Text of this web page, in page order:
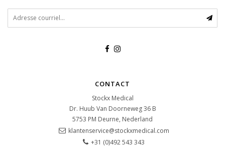
CONTACT
Stockx Medical
Dr. Huub Van Doorneweg 36 B
5753 PM Deurne, Nederland
klantenservice@stockxmedical.com
+31 (0)492 543 343